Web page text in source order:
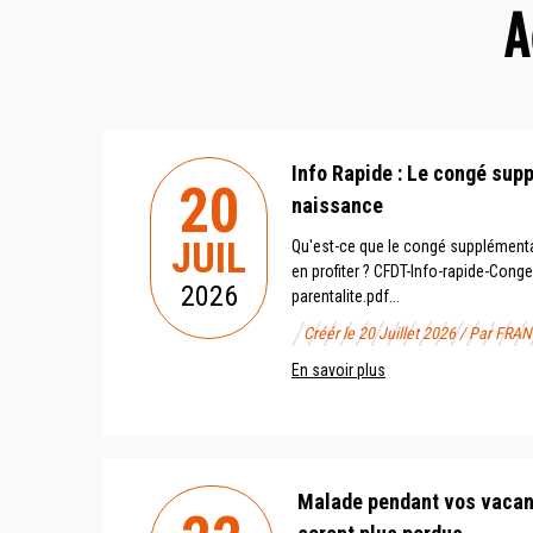
20
JUIL
2026
Info Rapide : Le congé
naissance
Qu'est-ce que le congé
en profiter ? CFDT-Info-rapide-
parentalite.pdf...
Créér le 20 Juillet 2026 / Par
En savoir plus
Malade pendant vos